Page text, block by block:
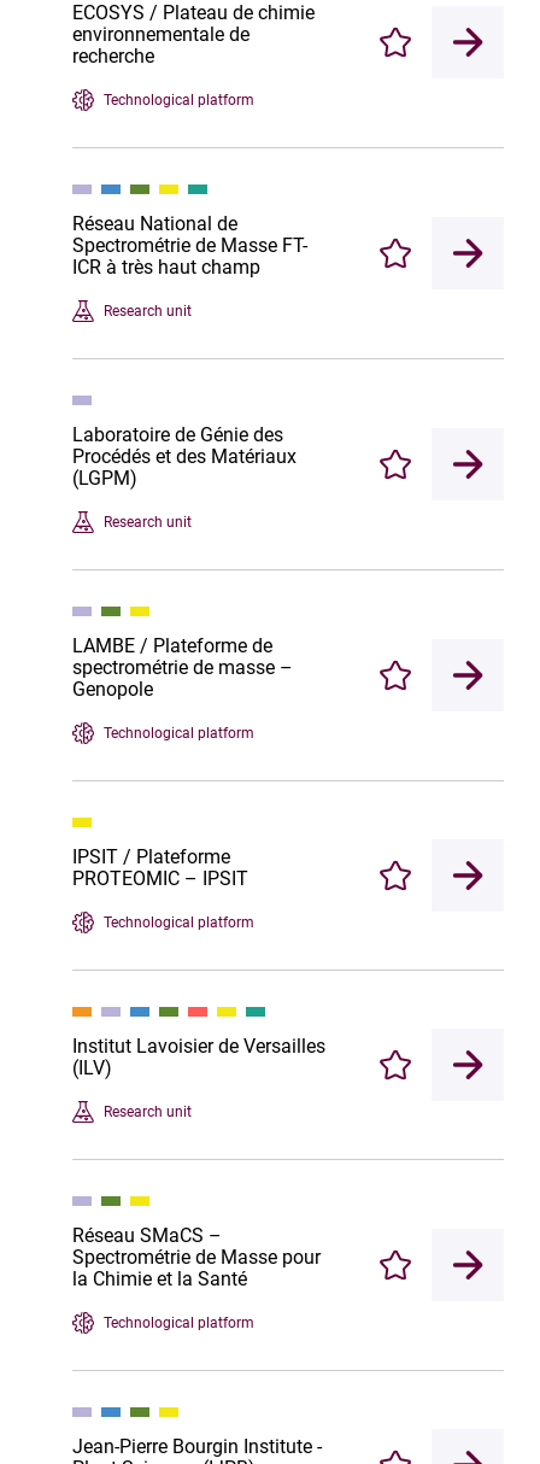
ECOSYS / Plateau de chimie
environnementale de
recherche
Technological platform
Enregistrer
Réseau National de
Spectrométrie de Masse FT-
ICR à très haut champ
Research unit
Enregistrer
Laboratoire de Génie des
Procédés et des Matériaux
(LGPM)
Research unit
Enregistrer
LAMBE / Plateforme de
spectrométrie de masse –
Genopole
Technological platform
Enregistrer
IPSIT / Plateforme
PROTEOMIC – IPSIT
Technological platform
Enregistrer
Institut Lavoisier de Versailles
(ILV)
Research unit
Enregistrer
Réseau SMaCS –
Spectrométrie de Masse pour
la Chimie et la Santé
Technological platform
Enregistrer
Jean-Pierre Bourgin Institute -